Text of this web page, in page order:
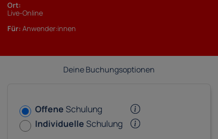
Ort:
Live-Online
Für: Anwender:innen
Deine Buchungsoptionen
Offene Schulung
Individuelle Schulung